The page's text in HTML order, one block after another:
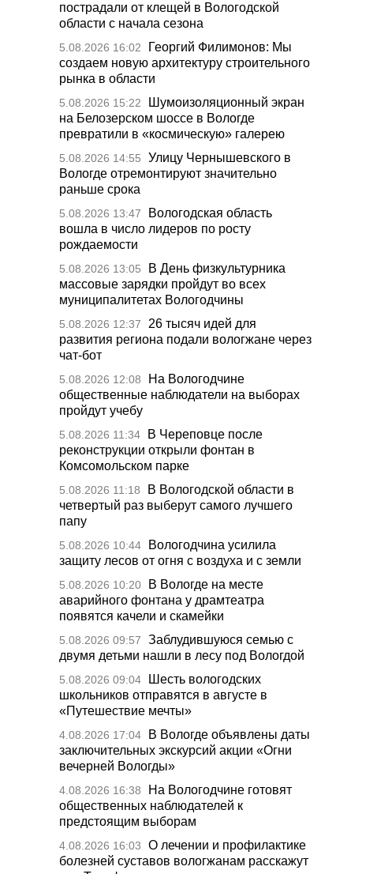
пострадали от клещей в Вологодской
области с начала сезона
5.08.2026 16:02
Георгий Филимонов: Мы
создаем новую архитектуру строительного
рынка в области
5.08.2026 15:22
Шумоизоляционный экран
на Белозерском шоссе в Вологде
превратили в «космическую» галерею
5.08.2026 14:55
Улицу Чернышевского в
Вологде отремонтируют значительно
раньше срока
5.08.2026 13:47
Вологодская область
вошла в число лидеров по росту
рождаемости
5.08.2026 13:05
В День физкультурника
массовые зарядки пройдут во всех
муниципалитетах Вологодчины
5.08.2026 12:37
26 тысяч идей для
развития региона подали вологжане через
чат-бот
5.08.2026 12:08
На Вологодчине
общественные наблюдатели на выборах
пройдут учебу
5.08.2026 11:34
В Череповце после
реконструкции открыли фонтан в
Комсомольском парке
5.08.2026 11:18
В Вологодской области в
четвертый раз выберут самого лучшего
папу
5.08.2026 10:44
Вологодчина усилила
защиту лесов от огня с воздуха и с земли
5.08.2026 10:20
В Вологде на месте
аварийного фонтана у драмтеатра
появятся качели и скамейки
5.08.2026 09:57
Заблудившуюся семью с
двумя детьми нашли в лесу под Вологдой
5.08.2026 09:04
Шесть вологодских
школьников отправятся в августе в
«Путешествие мечты»
4.08.2026 17:04
В Вологде объявлены даты
заключительных экскурсий акции «Огни
вечерней Вологды»
4.08.2026 16:38
На Вологодчине готовят
общественных наблюдателей к
предстоящим выборам
4.08.2026 16:03
О лечении и профилактике
болезней суставов вологжанам расскажут